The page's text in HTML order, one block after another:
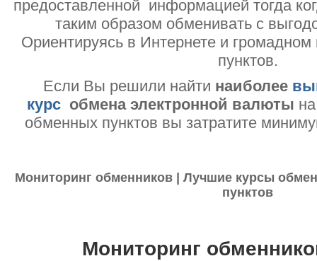
предоставленной информацией тогда
таким образом обменивать с
Ориентируясь в Интернете и
пунктов.
Если Вы решили найти наиболее
курс обмена электронной валюты
обменных пунктов вы затратите
Мониторинг обменников | Лучшие курсы
пунктов
Мониторинг